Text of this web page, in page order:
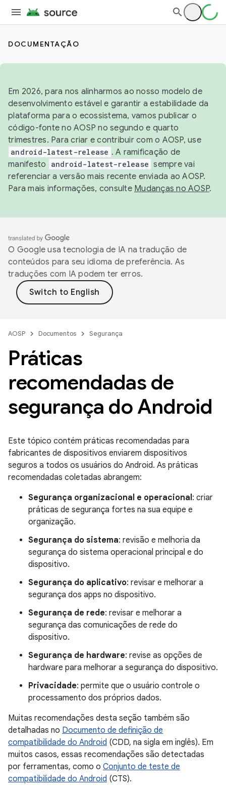
DOCUMENTAÇÃO
Em 2026, para nos alinharmos ao nosso modelo de
desenvolvimento estável e garantir a estabilidade da
plataforma para o ecossistema, vamos publicar o
código-fonte no AOSP no segundo e quarto
trimestres. Para criar e contribuir com o AOSP, use
android-latest-release . A ramificação de
manifesto
android-latest-release sempre vai
referenciar a versão mais recente enviada ao AOSP.
Para mais informações, consulte Mudanças no AOSP.
O Google usa tecnologia de IA na tradução de
conteúdos para seu idioma de preferência. As
traduções com IA podem ter erros.
AOSP Documentos Segurança
Práticas
recomendadas de
segurança do Android
Este tópico contém práticas recomendadas para
fabricantes de dispositivos enviarem dispositivos
seguros a todos os usuários do Android. As práticas
recomendadas coletadas abrangem:
Segurança organizacional e operacional: criar
práticas de segurança fortes na sua equipe e
organização.
Segurança do sistema: revisão e melhoria da
segurança do sistema operacional principal e do
dispositivo.
Segurança do aplicativo: revisar e melhorar a
segurança dos apps no dispositivo.
Segurança de rede: revisar e melhorar a
segurança das comunicações de rede do
dispositivo.
Segurança de hardware: revise as opções de
hardware para melhorar a segurança do dispositivo.
Privacidade: permite que o usuário controle o
processamento dos próprios dados.
Muitas recomendações desta seção também são
detalhadas no Documento de definição de
compatibilidade do Android (CDD, na sigla em inglês). Em
muitos casos, essas recomendações são detectadas
por ferramentas, como o Conjunto de teste de
compatibilidade do Android (CTS).